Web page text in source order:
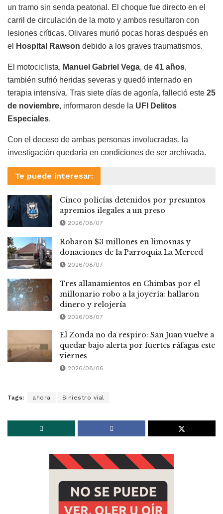
un tramo sin senda peatonal. El choque fue directo en el
carril de circulación de la moto y ambos resultaron con
lesiones críticas. Olivares murió pocas horas después en
el
Hospital Rawson debido a los graves traumatismos.
El motociclista, Manuel Gabriel Vega, de 41 años,
también sufrió heridas severas y quedó internado en
terapia intensiva. Tras siete días de agonía, falleció este 25
de noviembre, informaron desde la UFI Delitos
Especiales.
Con el deceso de ambas personas involucradas, la
investigación quedaría en condiciones de ser archivada.
Te puede interesar:
Cinco policías detenidos por presuntos
apremios ilegales a un preso
2026/08/07
Robaron $3 millones en limosnas y
donaciones de la Parroquia La Merced
2026/08/07
Tres allanamientos en Chimbas por el
millonario robo a la joyería: hallaron
dinero y relojería
2026/08/07
El Zonda no da respiro: San Juan vuelve a
quedar bajo alerta por fuertes ráfagas este
viernes
2026/08/06
Tags: ahora Siniestro vial